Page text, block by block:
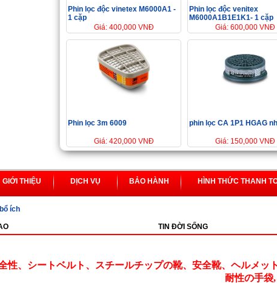
Phin lọc độc vinetex M6000A1 -
1 cặp
Giá: 400,000 VNĐ
Phin lọc độc venitex
M6000A1B1E1K1- 1 cặp
Giá: 600,000 VNĐ
Phin lọc 3m 6009
Giá: 420,000 VNĐ
phin lọc CA 1P1 HGAG
Giá: 150,000 VNĐ
GIỚI THIỆU DỊCH VỤ BẢO HÀNH HÌNH THỨC THANH
ích
TIN ĐỜI SỐNG
性、シートベルト、スチールチップの靴、安全靴、ヘルメ
耐性の手袋,